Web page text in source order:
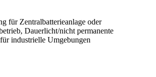
für Zentralbatterieanlage oder
Dauerlicht/nicht permanente
industrielle Umgebungen